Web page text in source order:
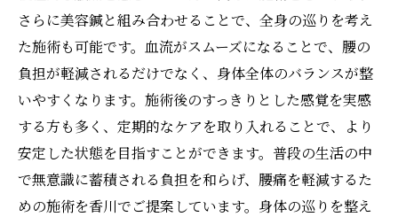
さらに美容鍼と組み合わせることで、全身の巡りを考え
た施術も可能です。血流がスムーズになることで、腰の
負担が軽減されるだけでなく、身体全体のバランスが整
いやすくなります。施術後のすっきりとした感覚を実感
する方も多く、定期的なケアを取り入れることで、より
安定した状態を目指すことができます。普段の生活の中
で無意識に蓄積される負担を和らげ、腰痛を軽減するた
めの施術を香川でご提案しています。身体の巡りを整え